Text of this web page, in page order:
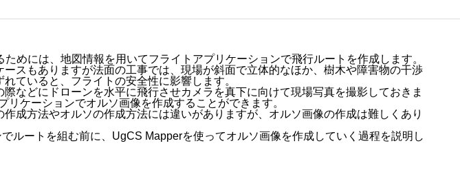
めには、地図情報を用いてフライトアプリケーションで飛行ルートを作成します。
スもありますが法面の工事では、現場が斜面で立体的なほか、樹木や障害物の干渉
ていると、フライトの安全性に影響します。
などにドローンを水平に飛行させカメラを真下に向けて現場写真を撮影しておきま
ケーションでオルソ画像を作成することができます。
成方法やオルソの作成方法には違いがありますが、オルソ画像の作成は難しくあり
ルートを組む前に、UgCS Mapperを使ってオルソ画像を作成していく過程を説明し